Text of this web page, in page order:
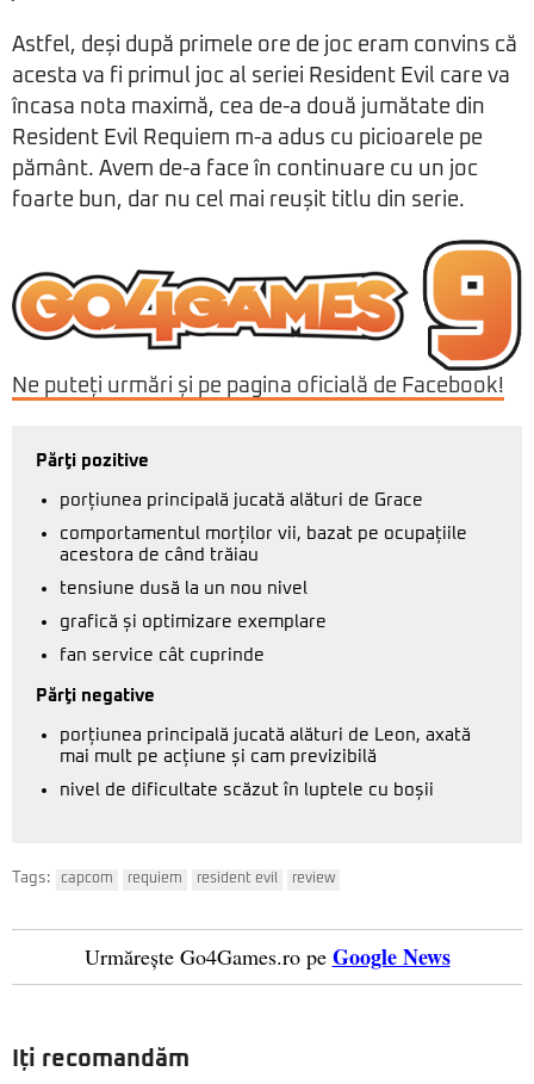
Astfel, deși după primele ore de joc eram convins că
acesta va fi primul joc al seriei Resident Evil care va
încasa nota maximă, cea de-a două jumătate din
Resident Evil Requiem m-a adus cu picioarele pe
pământ. Avem de-a face în continuare cu un joc
foarte bun, dar nu cel mai reușit titlu din serie.
Ne puteți urmări și pe pagina oficială de Facebook!
Părţi pozitive
porțiunea principală jucată alături de Grace
comportamentul morților vii, bazat pe ocupațiile
acestora de când trăiau
tensiune dusă la un nou nivel
grafică și optimizare exemplare
fan service cât cuprinde
Părţi negative
porțiunea principală jucată alături de Leon, axată
mai mult pe acțiune și cam previzibilă
nivel de dificultate scăzut în luptele cu boșii
Tags: capcom requiem resident evil review
Urmărește Go4Games.ro pe Google News
Iți recomandăm